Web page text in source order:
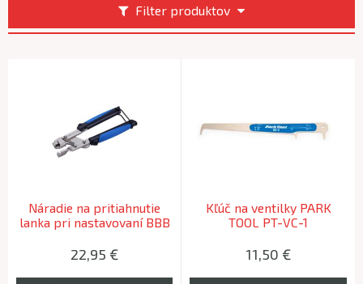
Filter produktov
Náradie na pritiahnutie
lanka pri nastavovaní BBB
22,95 €
Kľúč na ventilky PARK
TOOL PT-VC-1
11,50 €